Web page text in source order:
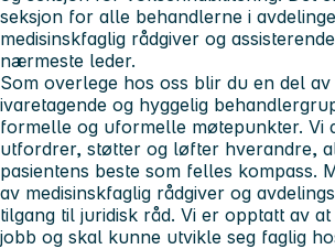
seksjon for alle behandlerne i
medisinskfaglig rådgiver og
nærmeste leder.
Som overlege hos oss blir du en del
ivaretagende og hyggelig
formelle og uformelle møtepunkter. Vi
utfordrer, støtter og løfter hverandre,
pasientens beste som felles kompass.
av medisinskfaglig rådgiver og
tilgang til juridisk råd. Vi er opptatt av
jobb og skal kunne utvikle seg faglig